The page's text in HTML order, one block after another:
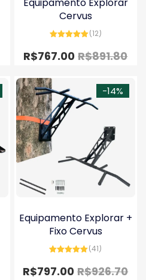
Cervus
5.00 de 5
(12)
R$891.80
R$767.00
-14%
Equipamento Explorar +
Fixo Cervus
4.98 de 5
(41)
R$926.70
R$797.00